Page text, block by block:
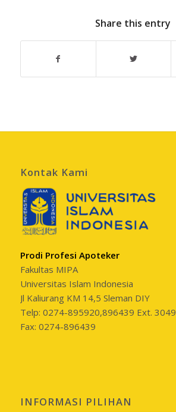
Share this entry
Kontak Kami
Prodi Profesi Apoteker
Fakultas MIPA
Universitas Islam Indonesia
Jl Kaliurang KM 14,5 Sleman DIY
Telp: 0274-895920,896439 Ext. 3049
Fax: 0274-896439
INFORMASI PILIHAN